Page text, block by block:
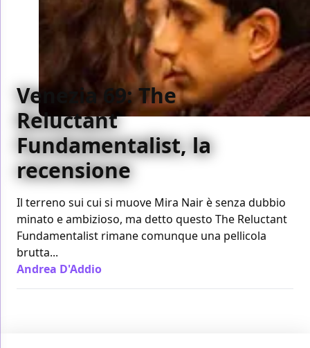
Venezia 69: The
Reluctant
Fundamentalist, la
recensione
Il terreno sui cui si muove Mira Nair è senza dubbio
minato e ambizioso, ma detto questo The Reluctant
Fundamentalist rimane comunque una pellicola
brutta...
Andrea D'Addio